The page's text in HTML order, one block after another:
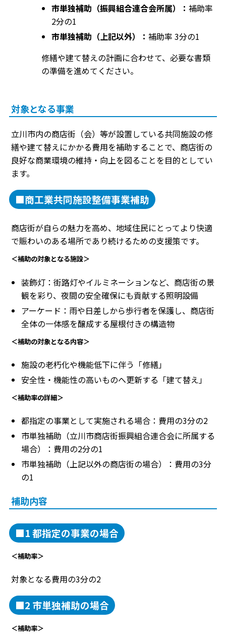
市単独補助（振興組合連合会所属）： 補助率
2分の1
市単独補助（上記以外）： 補助率 3分の1
修繕や建て替えの計画に合わせて、必要な書類
の準備を進めてください。
対象となる事業
立川市内の商店街（会）等が設置している共同施設の修
繕や建て替えにかかる費用を補助することで、商店街の
良好な商業環境の維持・向上を図ることを目的としてい
ます。
■商工業共同施設整備事業補助
商店街が自らの魅力を高め、地域住民にとってより快適
で賑わいのある場所であり続けるための支援策です。
＜補助の対象となる施設＞
装飾灯：街路灯やイルミネーションなど、商店街の景
観を彩り、夜間の安全確保にも貢献する照明設備
アーケード：雨や日差しから歩行者を保護し、商店街
全体の一体感を醸成する屋根付きの構造物
＜補助の対象となる内容＞
施設の老朽化や機能低下に伴う「修繕」
安全性・機能性の高いものへ更新する「建て替え」
＜補助率の詳細＞
都指定の事業として実施される場合：費用の3分の2
市単独補助（立川市商店街振興組合連合会に所属する
場合）：費用の2分の1
市単独補助（上記以外の商店街の場合）：費用の3分
の1
補助内容
■1 都指定の事業の場合
＜補助率＞
対象となる費用の3分の2
■2 市単独補助の場合
＜補助率＞